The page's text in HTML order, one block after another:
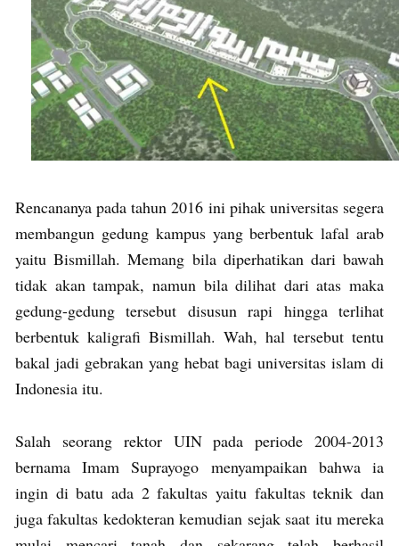
Rencananya pada tahun 2016 ini pihak universitas segera
membangun gedung kampus yang berbentuk lafal arab
yaitu Bismillah. Memang bila diperhatikan dari bawah
tidak akan tampak, namun bila dilihat dari atas maka
gedung-gedung tersebut disusun rapi hingga terlihat
berbentuk kaligrafi Bismillah. Wah, hal tersebut tentu
bakal jadi gebrakan yang hebat bagi universitas islam di
Indonesia itu.
Salah seorang rektor UIN pada periode 2004-2013
bernama Imam Suprayogo menyampaikan bahwa ia
ingin di batu ada 2 fakultas yaitu fakultas teknik dan
juga fakultas kedokteran kemudian sejak saat itu mereka